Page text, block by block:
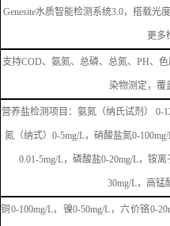
Genesite水质智能检测系统3.0，搭载
更多
支持COD、氨氮、总磷、总氮、PH、
染物测定，覆
营养盐检测项目：氨氮（纳氏试剂） 0-
氮（纳式）0-5mg/L，硝酸盐氮0-
0.01-5mg/L，磷酸盐0-20mg/L，铵
30mg/L，高锰
铜 0-100mg/L，镍0-50mg/L，六价铬0-